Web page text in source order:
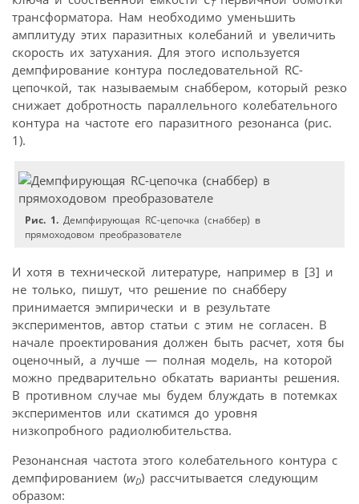
T
трансформатора. Нам необходимо уменьшить
амплитуду этих паразитных колебаний и увеличить
скорость их затухания. Для этого используется
демпфирование контура последовательной RС-
цепочкой, так называемым снаббером, который резко
снижает добротность параллельного колебательного
контура на частоте его паразитного резонанса (рис.
1).
Рис. 1. Демпфирующая RC-цепочка (снаббер) в
прямоходовом преобразователе
И хотя в технической литературе, например в [3] и
не только, пишут, что решение по снабберу
принимается эмпирически и в результате
экспериментов, автор статьи с этим не согласен. В
начале проектирования должен быть расчет, хотя бы
оценочный, а лучше — полная модель, на которой
можно предварительно обкатать варианты решения.
В противном случае мы будем блуждать в потемках
экспериментов или скатимся до уровня
низкопробного радиолюбительства.
Резонансная частота этого колебательного контура с
демпфированием (wD) рассчитывается следующим
образом: